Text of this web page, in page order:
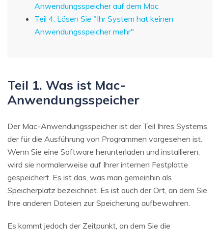
Anwendungsspeicher auf dem Mac
Teil 4. Lösen Sie "Ihr System hat keinen
Anwendungsspeicher mehr"
Teil 1. Was ist Mac-
Anwendungsspeicher
Der Mac-Anwendungsspeicher ist der Teil Ihres Systems,
der für die Ausführung von Programmen vorgesehen ist.
Wenn Sie eine Software herunterladen und installieren,
wird sie normalerweise auf Ihrer internen Festplatte
gespeichert. Es ist das, was man gemeinhin als
Speicherplatz bezeichnet. Es ist auch der Ort, an dem Sie
Ihre anderen Dateien zur Speicherung aufbewahren.
Es kommt jedoch der Zeitpunkt, an dem Sie die